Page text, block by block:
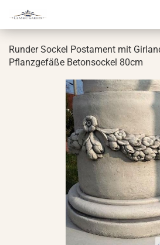
Run­der So­ckel Pos­ta­ment mit
Pflanz­ge­fä­ße Be­ton­so­ckel 80cm